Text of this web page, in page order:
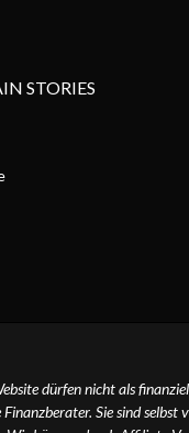
STORIES
dürfen nicht als
Sie sind